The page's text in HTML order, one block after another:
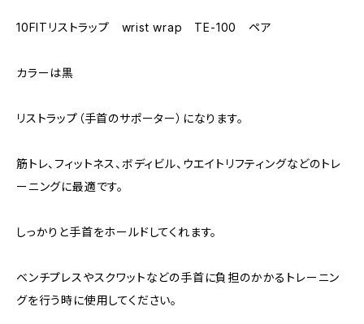
10FITリストラップ wrist wrap TE-100 ペア
カラーは黒
リストラップ（手首のサポーター）になります。
筋トレ、フィットネス、ボディビル、ウエイトリフティングなどのトレ
ーニングに最適です。
しっかりと手首をホールドしてくれます。
ベンチプレスやスクワットなどの手首に負担のかかるトレーニン
グを行う時に使用してください。